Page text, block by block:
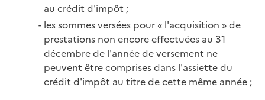
au crédit d'impôt ;
les sommes versées pour « l'acquisition » de
prestations non encore effectuées au 31
décembre de l'année de versement ne
peuvent être comprises dans l'assiette du
crédit d'impôt au titre de cette même année ;